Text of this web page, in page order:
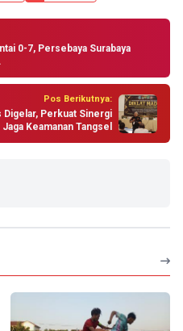
0-7, Persebaya Surabaya
Pos Berikutnya:
Digelar, Perkuat Sinergi
Jaga Keamanan Tangsel